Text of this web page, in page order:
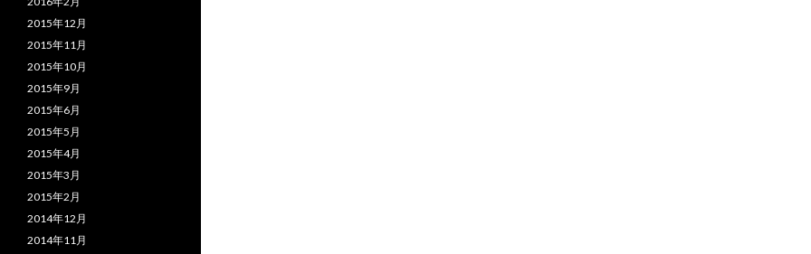
2015年12月
2015年11月
2015年10月
2015年9月
2015年6月
2015年5月
2015年4月
2015年3月
2015年2月
2014年12月
2014年11月